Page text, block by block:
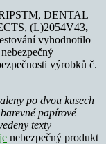
DENTAL
(L)2054V43,
vyhodnotilo
výrobků č.
po dvou kusech
papírové
texty
nebezpečný produkt